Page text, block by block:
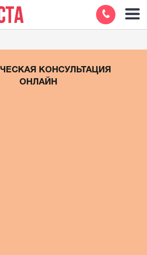
КОНСУЛЬТАЦИЯ
ОНЛАЙН